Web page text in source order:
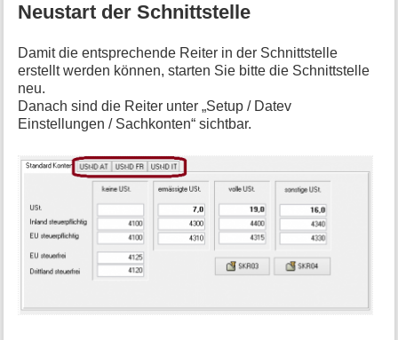
Neustart der Schnittstelle
Damit die entsprechende Reiter in der Schnittstelle
erstellt werden können, starten Sie bitte die Schnittstelle
neu.
Danach sind die Reiter unter „Setup / Datev
Einstellungen / Sachkonten“ sichtbar.